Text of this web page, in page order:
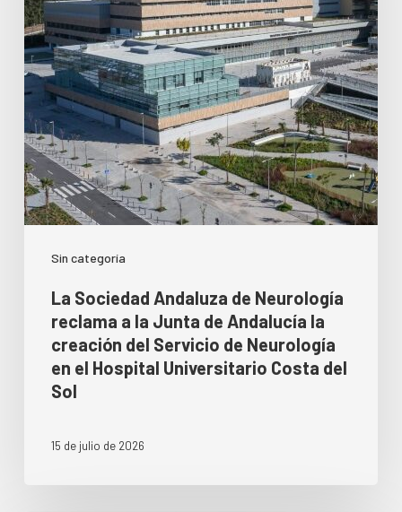
Sin categoría
La Sociedad Andaluza de Neurología
reclama a la Junta de Andalucía la
creación del Servicio de Neurología
en el Hospital Universitario Costa del
Sol
15 de julio de 2026